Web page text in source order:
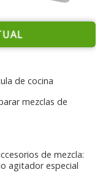
de cocina
mezclas de
de mezcla:
agitador especial